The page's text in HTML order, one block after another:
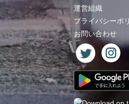
運営組織
プライバシーポ
お問い合わせ